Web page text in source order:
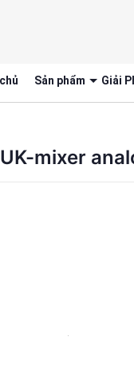
Sản phẩm Giải
mixer